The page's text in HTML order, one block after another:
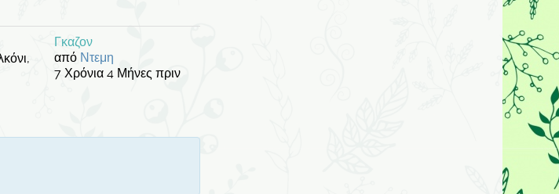
Γκαζον
από Ντεμη
7 Χρόνια 4 Μήνες πριν